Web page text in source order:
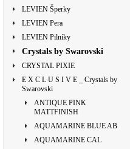
LEVIEN Šperky
LEVIEN Pera
LEVIEN Pilníky
Crystals by Swarovski
CRYSTAL PIXIE
E X C L U S I V E _ Crystals by
Swarovski
ANTIQUE PINK
MATTFINISH
AQUAMARINE BLUE AB
AQUAMARINE CAL